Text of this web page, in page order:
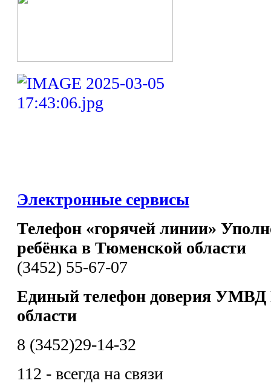
Электронные сервисы
Телефон «горячей линии»
ребёнка в Тюменской области
(3452) 55-67-07
Единый телефон доверия УМВД
области
8 (3452)29-14-32
112 - всегда на связи